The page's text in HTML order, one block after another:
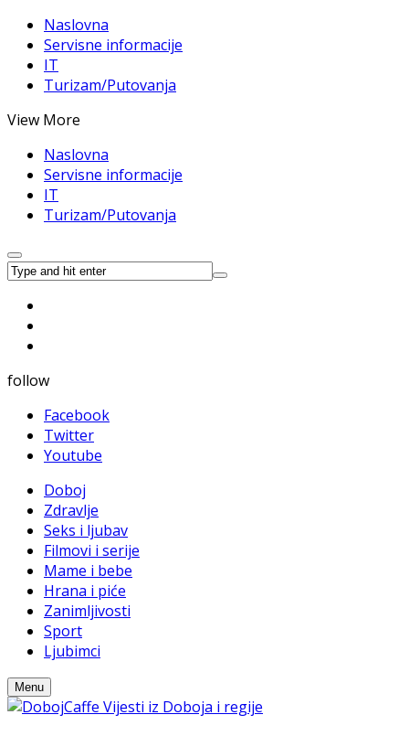
Naslovna
Servisne informacije
IT
Turizam/Putovanja
View More
Naslovna
Servisne informacije
IT
Turizam/Putovanja
follow
Facebook
Twitter
Youtube
Doboj
Zdravlje
Seks i ljubav
Filmovi i serije
Mame i bebe
Hrana i piće
Zanimljivosti
Sport
Ljubimci
Menu